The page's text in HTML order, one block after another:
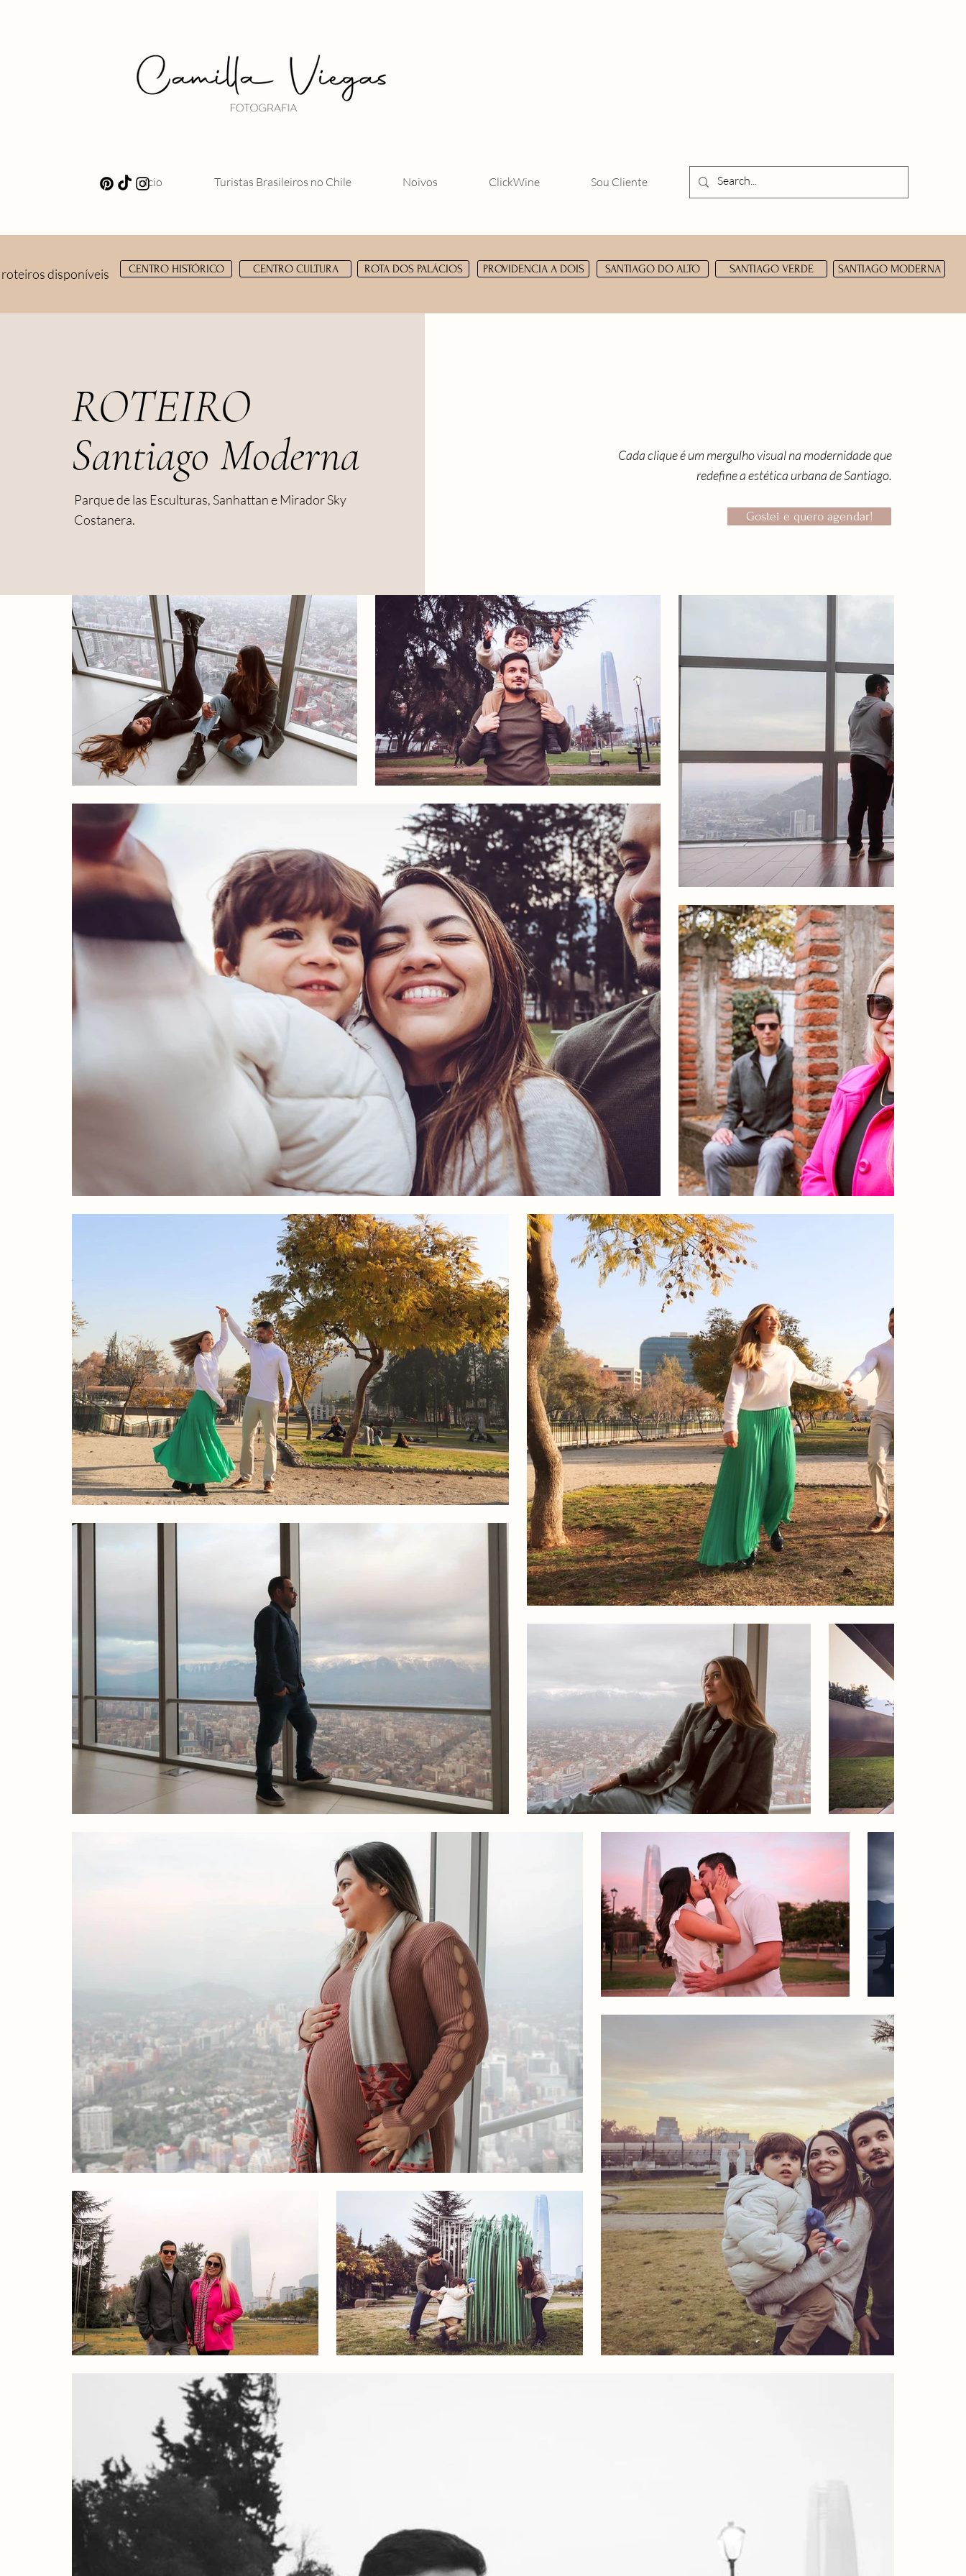
Início Turistas Brasileiros no Chile Noivos ClickWine Sou Cliente
disponíveis CENTRO HISTÓRICO CENTRO CULTURA ROTA DOS PALÁCIOS PROVIDENCIA A DOIS SANTIAGO DO ALTO SANTIAGO VERDE SANTIAGO MODERNA
ROTEIRO
Santiago Moderna
Parque de las Esculturas, Sanhattan e Mirador Sky
Costanera.
Cada clique é um mergulho visual na modernidade que
redefine a estética urbana de Santiago.
Gostei e quero agendar!